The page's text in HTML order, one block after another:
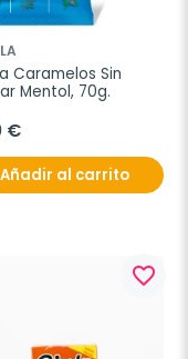
Caramelos Sin
Mentol, 70g.
€
Añadir al carrito
favorite_border